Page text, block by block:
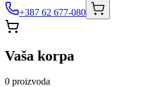
+387 62 677-080
Vaša korpa
0 proizvoda